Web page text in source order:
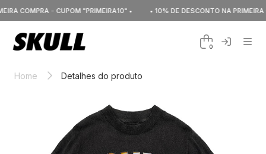
COMPRA - CUPOM "PRIMEIRA10" • • 10% DE DESCONTO NA PRIMEIRA
0
Home Detalhes do produto